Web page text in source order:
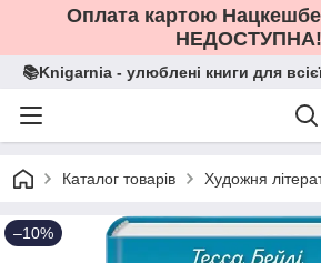
Оплата картою
НЕДОСТУПНА!
📚Knigarnia - улюблені книги для
Каталог товарів Художня
–10%